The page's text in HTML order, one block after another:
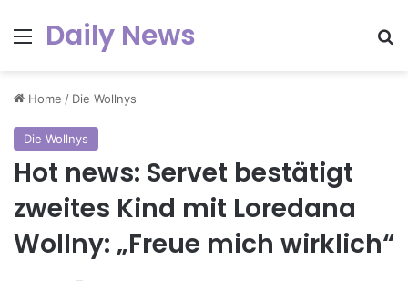
Menu
Daily News
Home / Die Wollnys
Die Wollnys
Hot news: Servet bestätigt
zweites Kind mit Loredana
Wollny: „Freue mich wirklich“